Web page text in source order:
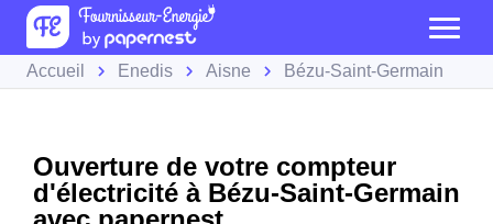
Accueil Enedis Aisne Bézu-Saint-Germain